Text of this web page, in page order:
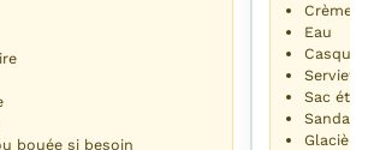
bouée si besoin
Crème
Eau
Sac
Sandales
Glacière